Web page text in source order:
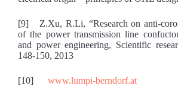
[9] Z.Xu, R.Li, “Research on anti-
of the power transmission line
and power engineering, Scientific
148-150, 2013
[10] www.lumpi-berndorf.at